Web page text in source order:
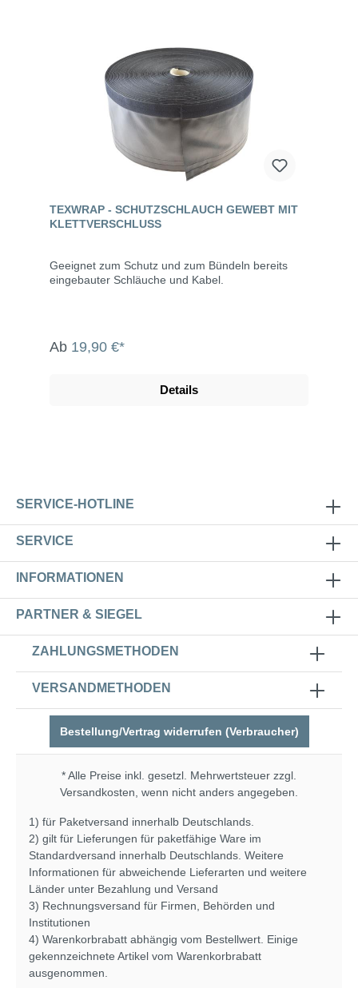
TEXWRAP - SCHUTZSCHLAUCH GEWEBT MIT
KLETTVERSCHLUSS
Geeignet zum Schutz und zum Bündeln bereits
eingebauter Schläuche und Kabel.
Ab 19,90 €*
Details
SERVICE-HOTLINE
SERVICE
INFORMATIONEN
PARTNER & SIEGEL
ZAHLUNGSMETHODEN
VERSANDMETHODEN
Bestellung/Vertrag widerrufen (Verbraucher)
* Alle Preise inkl. gesetzl. Mehrwertsteuer zzgl.
Versandkosten , wenn nicht anders angegeben.
1) für Paketversand innerhalb Deutschlands.
2) gilt für Lieferungen für paketfähige Ware im
Standardversand innerhalb Deutschlands. Weitere
Informationen für abweichende Lieferarten und weitere
Länder unter Bezahlung und Versand
3) Rechnungsversand für Firmen, Behörden und
Institutionen
4) Warenkorbrabatt abhängig vom Bestellwert. Einige
gekennzeichnete Artikel vom Warenkorbrabatt
ausgenommen.